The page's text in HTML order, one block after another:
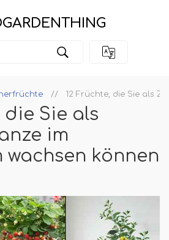
12 Früchte, die Sie als
die Sie als
im
wachsen können